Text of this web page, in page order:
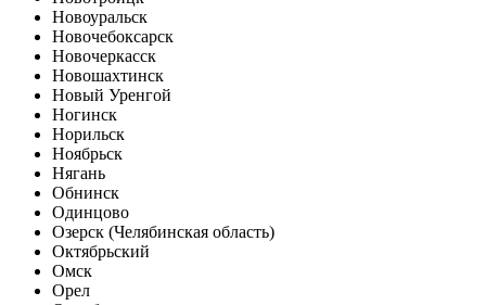
Новоуральск
Новочебоксарск
Новочеркасск
Новошахтинск
Новый Уренгой
Ногинск
Норильск
Ноябрьск
Нягань
Обнинск
Одинцово
Озерск (Челябинская область)
Октябрьский
Омск
Орел